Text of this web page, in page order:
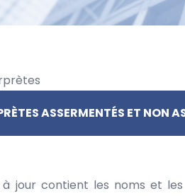
ASSERMENTÉS ET
jour contient les noms et